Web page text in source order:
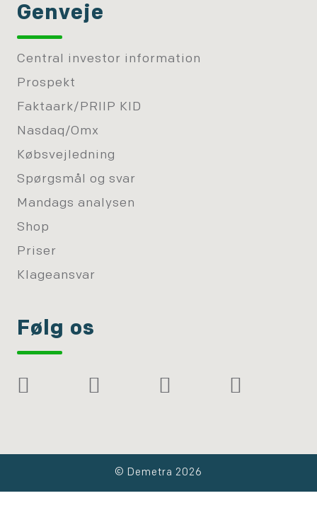
Genveje
Central investor information
Prospekt
Faktaark/PRIIP KID
Nasdaq/Omx
Købsvejledning
Spørgsmål og svar
Mandags analysen
Shop
Priser
Klageansvar
Følg os
© Demetra 2026